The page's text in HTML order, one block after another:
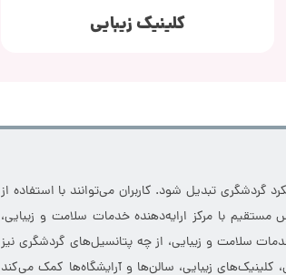
کلینیک زیبایی
تبدیل شود. کاربران می‌توانند با استفاده از
با مرکز ارایه‌دهنده خدمات سلامت و زیبایی،
سلامت و زیبایی، از چه پتانسیل‌های گردشگری نیز
زیبایی، سالن‌ها و آرایشگاه‌ها کمک می‌کند